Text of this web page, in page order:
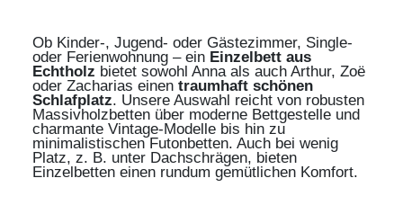
Ob Kinder-, Jugend- oder Gästezimmer, Single-
oder Ferienwohnung – ein Einzelbett aus
Echtholz bietet sowohl Anna als auch Arthur, Zoë
oder Zacharias einen traumhaft schönen
Schlafplatz. Unsere Auswahl reicht von robusten
Massivholzbetten über moderne Bettgestelle und
charmante Vintage-Modelle bis hin zu
minimalistischen Futonbetten. Auch bei wenig
Platz, z. B. unter Dachschrägen, bieten
Einzelbetten einen rundum gemütlichen Komfort.